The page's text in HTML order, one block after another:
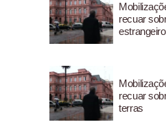
recuar
recuar
terras